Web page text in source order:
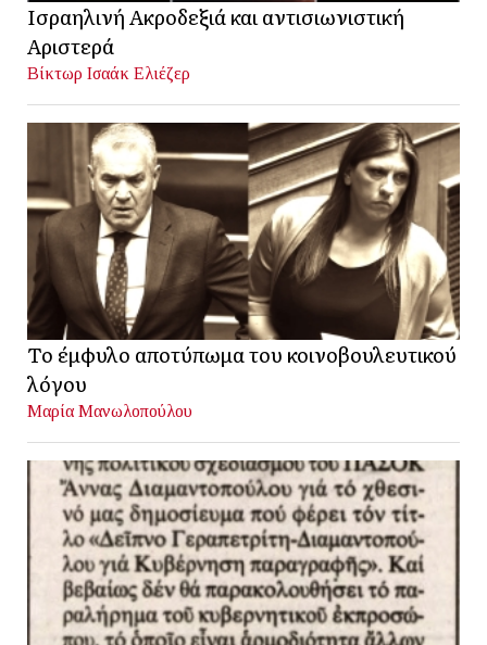
Ισραηλινή Ακροδεξιά και αντισιωνιστική
Αριστερά
Βίκτωρ Ισαάκ Ελιέζερ
Το έμφυλο αποτύπωμα του κοινοβουλευτικού
λόγου
Μαρία Μανωλοπούλου